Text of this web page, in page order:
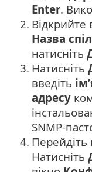
Enter.
2. Відкрийте
Назва
натисніть
3. Натисніть
введіть
адресу
SNMP-
4. Перейдіть
Натисніть